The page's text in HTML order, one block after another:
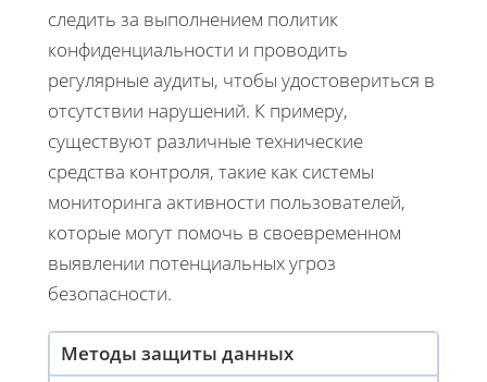
следить за выполнением политик
конфиденциальности и проводить
регулярные аудиты, чтобы удостовериться в
отсутствии нарушений. К примеру,
существуют различные технические
средства контроля, такие как системы
мониторинга активности пользователей,
которые могут помочь в своевременном
выявлении потенциальных угроз
безопасности.
Методы защиты данных